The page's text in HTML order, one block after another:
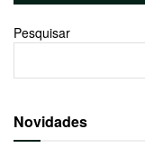
Pesquisar
Novidades